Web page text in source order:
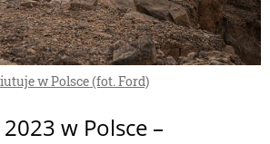
w Polsce (fot. Ford)
w Polsce –